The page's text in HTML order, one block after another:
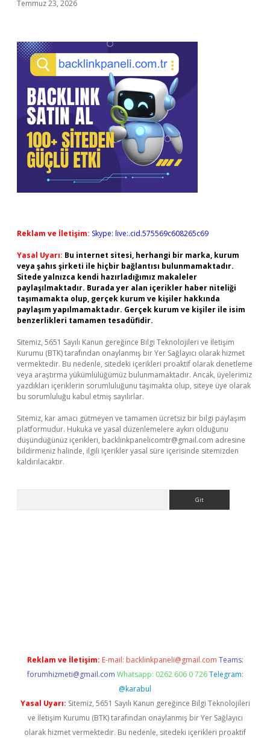
Temmuz 23, 2026
Reklam ve İletişim: Skype: live:.cid.575569c608265c69
Yasal Uyarı: Bu internet sitesi, herhangi bir marka, kurum
veya şahıs şirketi ile hiçbir bağlantısı bulunmamaktadır.
Sitede yalnızca kendi hazırladığımız makaleler
paylaşılmaktadır. Burada yer alan içerikler haber niteliği
taşımamakta olup, gerçek kurum ve kişiler hakkında
paylaşım yapılmamaktadır. Gerçek kurum ve kişiler ile isim
benzerlikleri tamamen tesadüfidir.
Sitemiz, 5651 Sayılı Kanun gereğince Bilgi Teknolojileri ve İletişim
Kurumu (BTK) tarafından onaylanmış bir Yer Sağlayıcı olarak hizmet
vermektedir. Bu nedenle, sitedeki içerikleri proaktif olarak denetleme
veya araştırma yükümlülüğümüz bulunmamaktadır. Ancak, üyelerimiz
yazdıkları içeriklerin sorumluluğunu taşımakta olup, siteye üye olarak
bu sorumluluğu kabul etmiş sayılırlar.
Sitemiz, kar amacı gütmeyen ve tamamen ücretsiz bir bilgi paylaşım
platformudur. Hukuka ve yasal düzenlemelere aykırı olduğunu
düşündüğünüz içerikleri, backlinkpanelicomtr@gmail.com adresine
bildirmeniz halinde, ilgili içerikler yasal süre içerisinde sitemizden
kaldırılacaktır.
Reklam ve İletişim: E-mail: backlinkpaneli@gmail.com Teams:
forumhizmeti@gmail.com Whatsapp: 0262 606 0 726 Telegram:
@karabul
Yasal Uyarı: Sitemiz, 5651 Sayılı Kanun gereğince Bilgi Teknolojileri
ve İletişim Kurumu (BTK) tarafından onaylanmış bir Yer Sağlayıcı
olarak hizmet vermektedir. Bu nedenle, sitedeki içerikleri proaktif